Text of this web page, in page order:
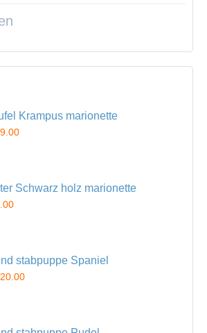
Krampus marionette
Schwarz holz marionette
stabpuppe Spaniel